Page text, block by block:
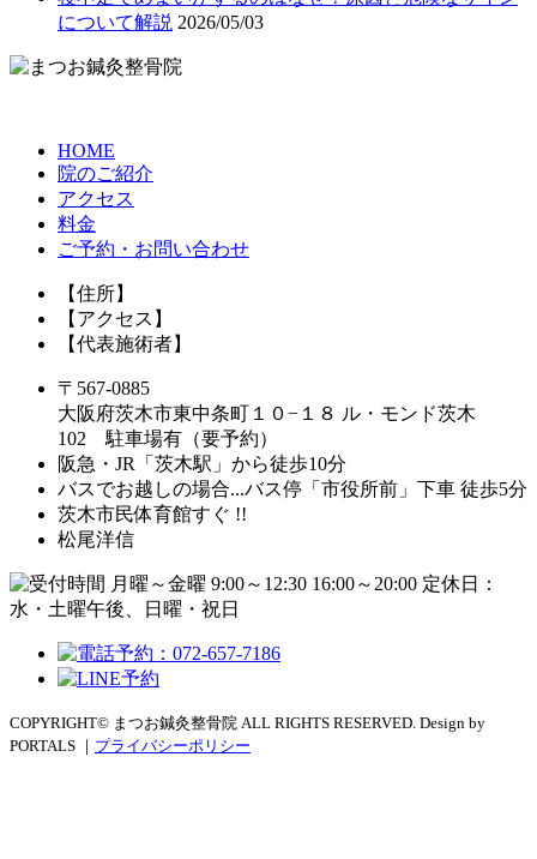
について解説 2026/05/03
HOME
院のご紹介
アクセス
料金
ご予約・お問い合わせ
【住所】
【アクセス】
【代表施術者】
〒567-0885
大阪府茨木市東中条町１０−１８ ル・モンド茨木
102 駐車場有（要予約）
阪急・JR「茨木駅」から徒歩10分
バスでお越しの場合...バス停「市役所前」下車 徒歩5分
茨木市民体育館すぐ !!
松尾洋信
COPYRIGHT© まつお鍼灸整骨院 ALL RIGHTS RESERVED. Design by
PORTALS ｜ プライバシーポリシー